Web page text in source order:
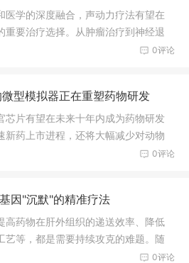
医学的深度融合，声动力疗法有望在
重要治疗选择。从肿瘤治疗到神经退
组织工程，这种无创、精准的治疗方
0评论
型模拟器正在重塑药物研发
芯片有望在未来十年内成为药物研发
新药上市进程，还将大幅减少对动物
进入更加精准、高效的新时代。据行
0评论
因"沉默"的精准疗法
高药物在肝外组织的递送效率、降低
艺等，都是需要持续攻克的难题。随
的持续优化，RNAi疗法有望为更多难
0评论